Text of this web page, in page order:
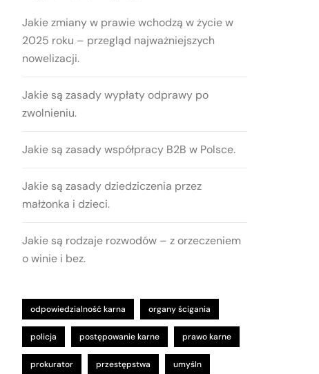
Jakie zmiany w prawie wchodzą w życie w
2025 roku – przegląd najważniejszych
nowelizacji.
Jakie są zasady wypłaty odprawy po
zwolnieniu.
Jakie są zasady współpracy B2B w Polsce.
Jakie są zasady dziedziczenia przez
małżonka i dzieci.
Jakie są rodzaje rozwodów – z orzeczeniem
o winie i bez.
odpowiedzialność karna organy ścigania
policja postępowanie karne prawo karne
prokurator przestępstwa umyśln